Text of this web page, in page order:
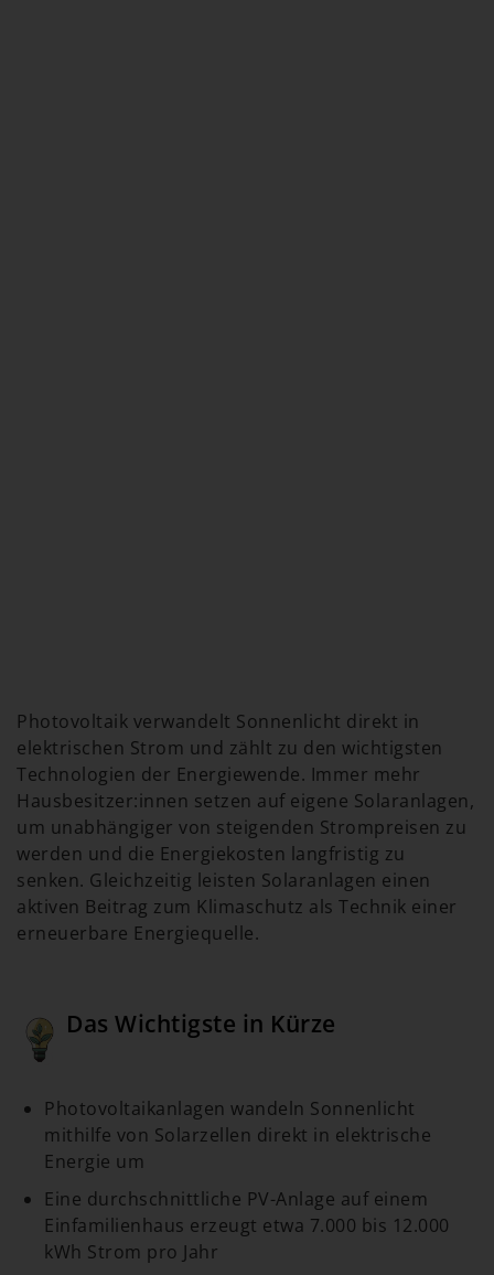
Photovoltaik verwandelt Sonnenlicht direkt in
elektrischen Strom und zählt zu den wichtigsten
Technologien der Energiewende. Immer mehr
Hausbesitzer:innen setzen auf eigene Solaranlagen,
um unabhängiger von steigenden Strompreisen zu
werden und die Energiekosten langfristig zu
senken. Gleichzeitig leisten Solaranlagen einen
aktiven Beitrag zum Klimaschutz als Technik einer
erneuerbare Energiequelle.
Das Wichtigste in Kürze
Photovoltaikanlagen wandeln Sonnenlicht
mithilfe von Solarzellen direkt in elektrische
Energie um
Eine durchschnittliche PV-Anlage auf einem
Einfamilienhaus erzeugt etwa 7.000 bis 12.000
kWh Strom pro Jahr